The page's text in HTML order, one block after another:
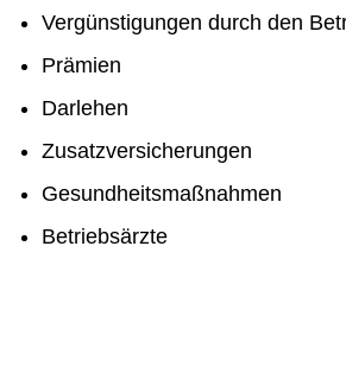
Vergünstigungen durch den
Prämien
Darlehen
Zusatzversicherungen
Gesundheitsmaßnahmen
Betriebsärzte